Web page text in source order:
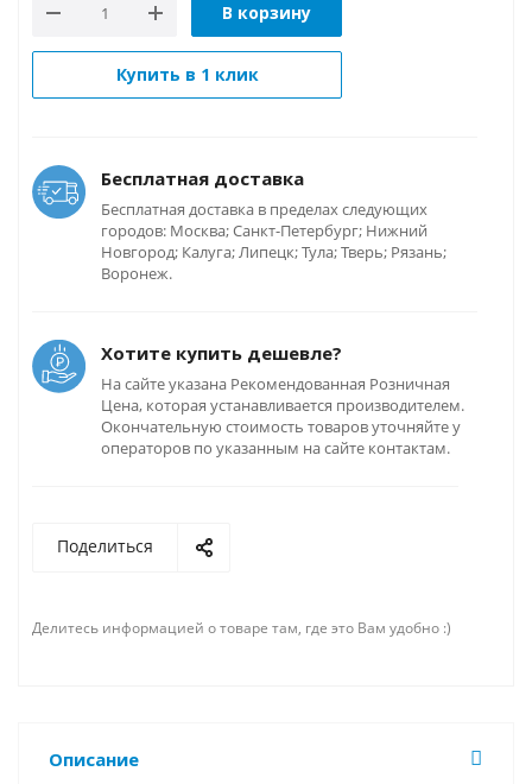
В корзину
Купить в 1 клик
Бесплатная доставка
Бесплатная доставка в пределах следующих
городов: Москва; Санкт-Петербург; Нижний
Новгород; Калуга; Липецк; Тула; Тверь; Рязань;
Воронеж.
Хотите купить дешевле?
На сайте указана Рекомендованная Розничная
Цена, которая устанавливается производителем.
Окончательную стоимость товаров уточняйте у
операторов по указанным на сайте контактам.
Поделиться
Делитесь информацией о товаре там, где это Вам удобно :)
Описание